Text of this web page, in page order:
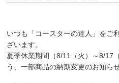
いつも「コースターの達人」をご
ざいます。
夏季休業期間（8/11（火）～8/17
う、一部商品の納期変更のお知ら